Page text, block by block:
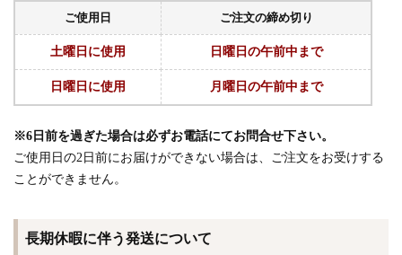
ご使用日 ご注文の締め切り
土曜日に使用 日曜日の午前中まで
日曜日に使用 月曜日の午前中まで
※6日前を過ぎた場合は必ずお電話にてお問合せ下さい。
ご使用日の2日前にお届けができない場合は、ご注文をお受けする
ことができません。
長期休暇に伴う発送について